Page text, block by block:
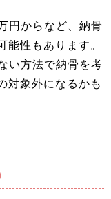
円からなど、納骨
能性もあります。
い方法で納骨を考
対象外になるかも